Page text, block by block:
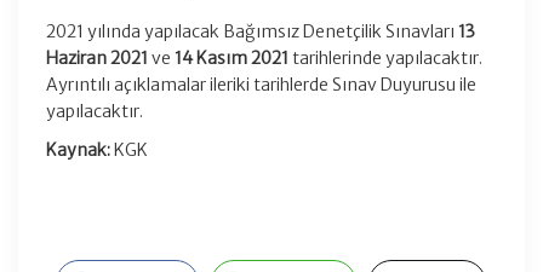
2021 yılında yapılacak Bağımsız Denetçilik Sınavları 13
Haziran 2021 ve 14 Kasım 2021 tarihlerinde yapılacaktır.
Ayrıntılı açıklamalar ileriki tarihlerde Sınav Duyurusu ile
yapılacaktır.
Kaynak:KGK